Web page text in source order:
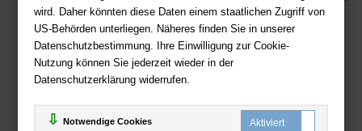
wird. Daher könnten diese Daten einem staatlichen Zugriff von
US-Behörden unterliegen. Näheres finden Sie in unserer
Datenschutzbestimmung. Ihre Einwilligung zur Cookie-
Nutzung können Sie jederzeit wieder in der
Datenschutzerklärung widerrufen.
Notwendige Cookies
Zahlweisen